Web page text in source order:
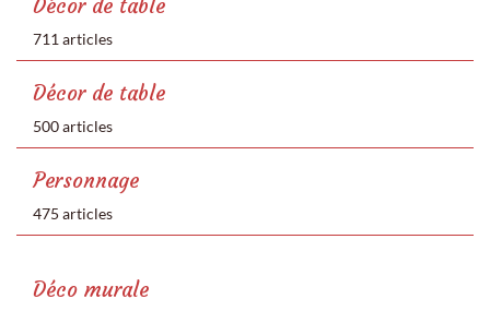
Décor de table
711 articles
Décor de table
500 articles
Personnage
475 articles
Déco murale